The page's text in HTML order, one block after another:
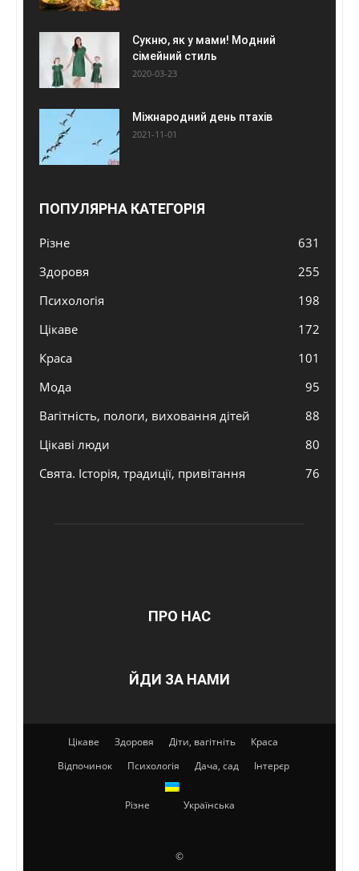
Сукню, як у мами! Модний
сімейний стиль
2020-03-23
Міжнародний день птахів
2021-11-01
ПОПУЛЯРНА КАТЕГОРІЯ
Різне
631
Здоровя
255
Психологія
198
Цікаве
172
Краса
101
Мода
95
Вагітність, пологи, виховання дітей
88
Цікаві люди
80
Свята. Історія, традиції, привітання
76
ПРО НАС
ЙДИ ЗА НАМИ
Цікаве Здоровя Діти, вагітніть
Краса
Відпочинок
Психологія Дача, сад Інтерєр
Різне Українська
©